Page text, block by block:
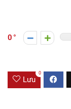
0
Lưu
0